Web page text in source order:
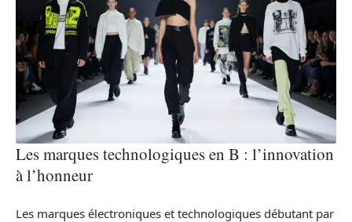
Les marques technologiques en B : l’innovation
à l’honneur
Les marques électroniques et technologiques débutant par